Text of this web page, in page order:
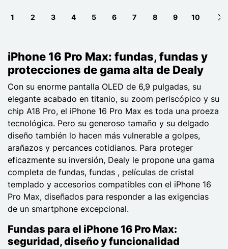
1 2 3 4 5 6 7 8 9 10
iPhone 16 Pro Max: fundas, fundas y
protecciones de gama alta de Dealy
Con su enorme pantalla OLED de 6,9 pulgadas, su
elegante acabado en titanio, su zoom periscópico y su
chip A18 Pro, el iPhone 16 Pro Max es toda una proeza
tecnológica. Pero su generoso tamaño y su delgado
diseño también lo hacen más vulnerable a golpes,
arañazos y percances cotidianos. Para proteger
eficazmente su inversión, Dealy le propone una gama
completa de fundas, fundas , películas de cristal
templado y accesorios compatibles con el iPhone 16
Pro Max, diseñados para responder a las exigencias
de un smartphone excepcional.
Fundas para el iPhone 16 Pro Max:
seguridad, diseño y funcionalidad